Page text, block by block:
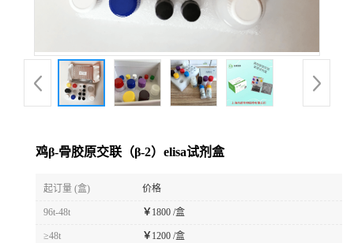
鸡β-骨胶原交联（β-2）elisa试剂盒
起订量 (盒) 价格
96t-48t ￥ 1800 /盒
≥48t ￥ 1200 /盒